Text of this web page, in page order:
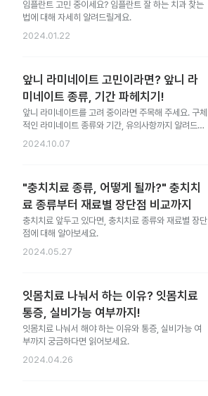
임플란트 고민 중이세요? 임플란트 잘 하는 치과 찾는
법에 대해 자세히 알려드릴게요.
2024.01.22
앞니 라미네이트 고민이라면? 앞니 라
미네이트 종류, 기간 파헤치기!
앞니 라미네이트를 고려 중이라면 주목해 주세요. 구체
적인 라미네이트 종류와 기간, 유의사항까지 알려드릴
게요.
2024.10.07
"충치치료 종류, 어떻게 될까?" 충치치
료 종류부터 재료별 장단점 비교까지
충치치료 앞두고 있다면, 충치치료 종류와 재료별 장단
점에 대해 알아보세요.
2024.05.27
잇몸치료 나눠서 하는 이유? 잇몸치료
통증, 실비가능 여부까지!
잇몸치료 나눠서 해야 하는 이유와 통증, 실비가능 여
부까지 궁금하다면 읽어보세요.
2024.04.26